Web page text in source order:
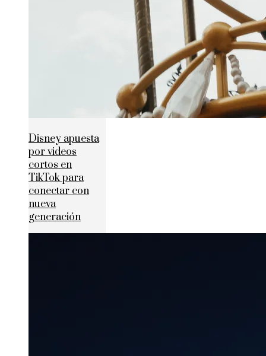
Disney apuesta
por videos
cortos en
TikTok para
conectar con
nueva
generación